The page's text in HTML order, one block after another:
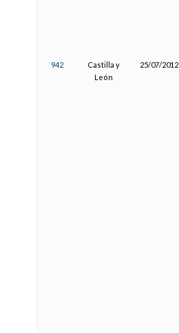
942
Castilla y
León
25/07/2012